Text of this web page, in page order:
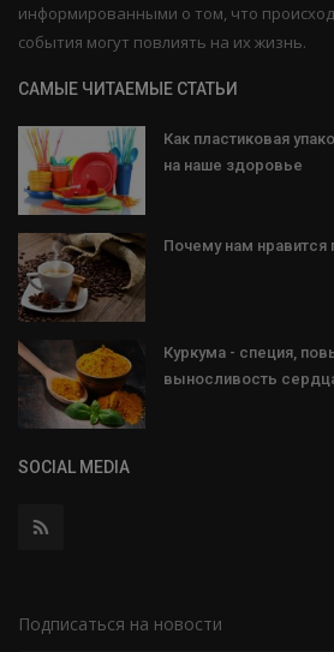
информированными о том, что
события могут повлиять на их жизнь.
САМЫЕ ЧИТАЕМЫЕ СТАТЬИ
Как пластиковая
на наше здоровье
Почему нам нравится
Куркума - специя,
выносливость
SOCIAL MEDIA
Подписаться на новости